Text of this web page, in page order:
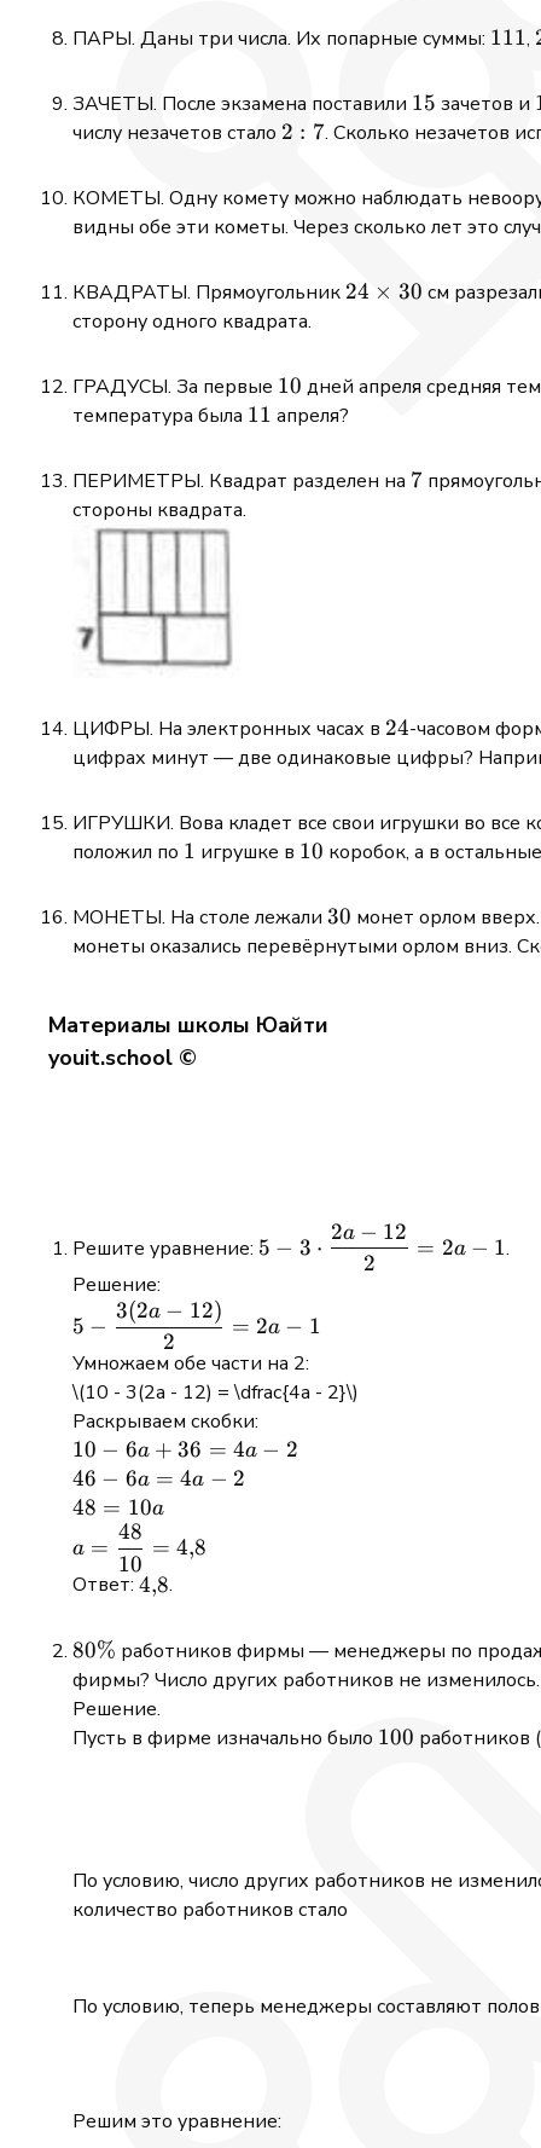
ПАРЫ. Даны три числа. Их попарные суммы: 111
111,
ЗАЧЕТЫ. После экзамена поставили 15
15 зачетов и
числу незачетов стало 2:7
2 : 7. Сколько незачетов
КОМЕТЫ. Одну комету можно наблюдать
видны обе эти кометы. Через сколько лет это
КВАДРАТЫ. Прямоугольник 24\times
24 × 30 см
сторону одного квадрата.
ГРАДУСЫ. За первые 10
10 дней апреля средняя
температура была 11
11 апреля?
ПЕРИМЕТРЫ. Квадрат разделен на 7
7
стороны квадрата.
ЦИФРЫ. На электронных часах в 24
24-часовом
цифрах минут — две одинаковые цифры?
ИГРУШКИ. Вова кладет все свои игрушки во все
положил по 1
1 игрушке в 10
10 коробок, а в
МОНЕТЫ. На столе лежали 30
30 монет орлом
монеты оказались перевёрнутыми орлом вниз.
Материалы школы Юайти
youit.school ©
Решите уравнение: 5-
3\cdot\dfrac{2a-
5 − 3 ⋅
2
2a − 12
= 2a − 1.
Решение:
5 -
\dfrac{3(2a
- 12)}{2} =
2a - 1
5 −
2
3(2a − 12)
= 2a − 1
Умножаем обе части на 2:
\(10 - 3(2a - 12) = \dfrac{4a - 2}\)
Раскрываем скобки:
10
-
6a
36
=
-
2
10 − 6a + 36 = 4a − 2
46
-
=
4a
2
46 − 6a = 4a − 2
48
10a
48 = 10a
\dfrac{48}
{10} =
a =
10
48
= 4,8
Ответ: 4{,}8
4,8.
80\%
80% работников фирмы — менеджеры по
фирмы? Число других работников не изменилось.
Решение.
Пусть в фирме изначально было 100
100 работников
По условию, число других работников не
количество работников стало
По условию, теперь менеджеры составляют
Решим это уравнение: